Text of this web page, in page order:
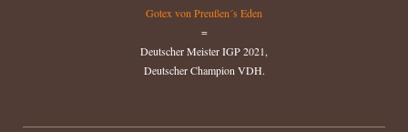
Gotex von Preußen´s Eden
=
Deutscher Meister IGP 2021,
Deutscher Champion VDH.